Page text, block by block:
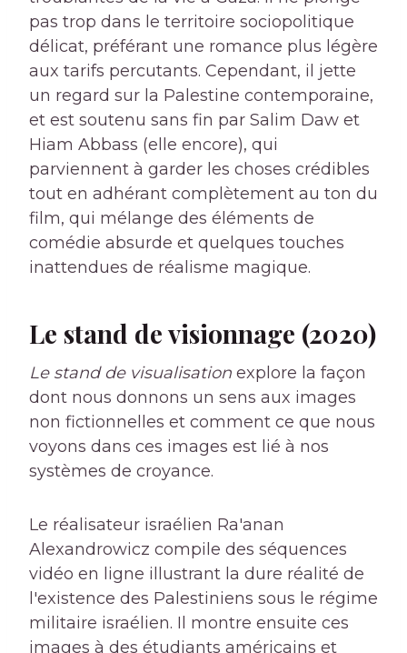
pas trop dans le territoire sociopolitique
délicat, préférant une romance plus légère
aux tarifs percutants. Cependant, il jette
un regard sur la Palestine contemporaine,
et est soutenu sans fin par Salim Daw et
Hiam Abbass (elle encore), qui
parviennent à garder les choses crédibles
tout en adhérant complètement au ton du
film, qui mélange des éléments de
comédie absurde et quelques touches
inattendues de réalisme magique.
Le stand de visionnage (2020)
Le stand de visualisation explore la façon
dont nous donnons un sens aux images
non fictionnelles et comment ce que nous
voyons dans ces images est lié à nos
systèmes de croyance.
Le réalisateur israélien Ra'anan
Alexandrowicz compile des séquences
vidéo en ligne illustrant la dure réalité de
l'existence des Palestiniens sous le régime
militaire israélien. Il montre ensuite ces
images à des étudiants américains et